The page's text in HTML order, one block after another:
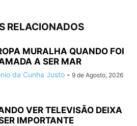
RELACIONADOS
MURALHA QUANDO FOI
A SER MAR
da Cunha Justo - 9 de Agosto, 2026
VER TELEVISÃO DEIXA
IMPORTANTE